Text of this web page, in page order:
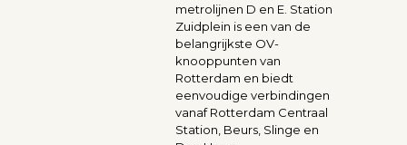
metrolijnen D en E. Station
Zuidplein is een van de
belangrijkste OV-
knooppunten van
Rotterdam en biedt
eenvoudige verbindingen
vanaf Rotterdam Centraal
Station, Beurs, Slinge en